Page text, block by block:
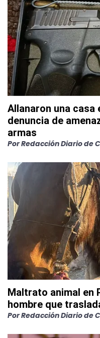
Allanaron una casa
denuncia de
armas
PorRedacción Diario de
Maltrato animal en
hombre que
PorRedacción Diario de